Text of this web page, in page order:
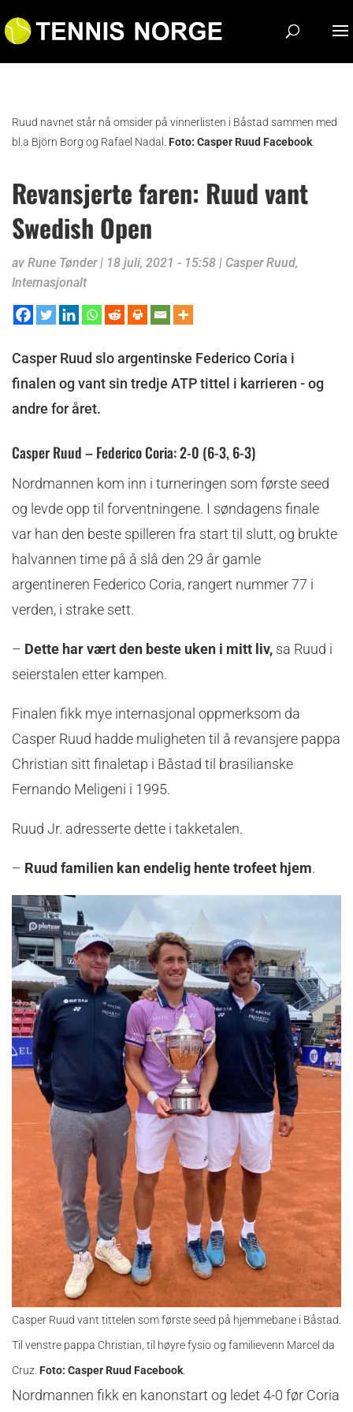
Ruud navnet står nå omsider på vinnerlisten i Båstad sammen med
bl.a Björn Borg og Rafael Nadal. Foto: Casper Ruud Facebook
Revansjerte faren: Ruud vant
Swedish Open
av Rune Tønder| 18 juli, 2021 - 15:58 | Casper Ruud,
Internasjonalt
Casper Ruud slo argentinske Federico Coria i
finalen og vant sin tredje ATP tittel i karrieren - og
andre for året.
Casper Ruud – Federico Coria: 2-0 (6-3, 6-3)
Nordmannen kom inn i turneringen som første seed
og levde opp til forventningene. I søndagens finale
var han den beste spilleren fra start til slutt, og brukte
halvannen time på å slå den 29 år gamle
argentineren Federico Coria, rangert nummer 77 i
verden, i strake sett.
– Dette har vært den beste uken i mitt liv, sa Ruud i
seierstalen etter kampen.
Finalen fikk mye internasjonal oppmerksom da
Casper Ruud hadde muligheten til å revansjere pappa
Christian sitt finaletap i Båstad til brasilianske
Fernando Meligeni i 1995.
Ruud Jr. adresserte dette i takketalen.
– Ruud familien kan endelig hente trofeet hjem.
Casper Ruud vant tittelen som første seed på hjemmebane i Båstad.
Til venstre pappa Christian, til høyre fysio og familievenn Marcel da
Cruz. Foto: Casper Ruud Facebook
Nordmannen fikk en kanonstart og ledet 4-0 før Coria